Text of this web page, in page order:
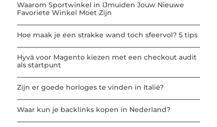
Waarom Sportwinkel in IJmuiden Jouw Nieuwe
Favoriete Winkel Moet Zijn
Hoe maak je een strakke wand toch sfeervol? 5 tips
Hyvä voor Magento kiezen met een checkout audit
als startpunt
Zijn er goede horloges te vinden in Italië?
Waar kun je backlinks kopen in Nederland?